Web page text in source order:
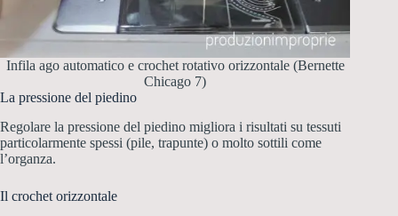
Infila ago automatico e crochet rotativo orizzontale (Bernette
Chicago 7)
La pressione del piedino
Regolare la pressione del piedino migliora i risultati su tessuti
particolarmente spessi (pile, trapunte) o molto sottili come
l’organza.
Il crochet orizzontale